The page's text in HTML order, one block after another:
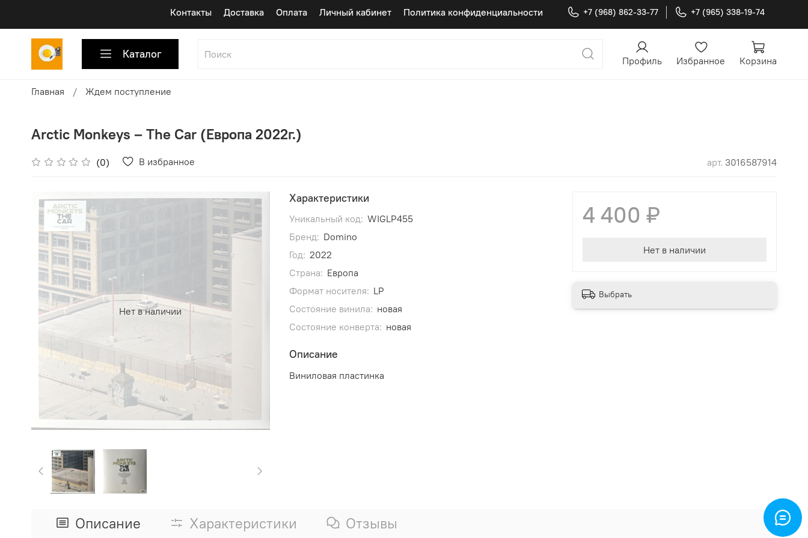
Контакты Доставка Оплата Личный кабинет Политика конфиденциальности +7 (968) 862-33-77 +7 (965) 338-19-74
Каталог Профиль Избранное Корзина
Главная Ждем поступление
Arctic Monkeys ‎– The Car (Европа 2022г.)
(0) В избранное арт. 3016587914
Нет в наличии
Характеристики
Уникальный код: WIGLP455
Бренд: Domino
Год: 2022
Страна: Европа
Формат носителя: LP
Состояние винила: новая
Состояние конверта: новая
Описание
Виниловая пластинка
4 400 ₽
Нет в наличии
Выбрать
Описание Характеристики Отзывы